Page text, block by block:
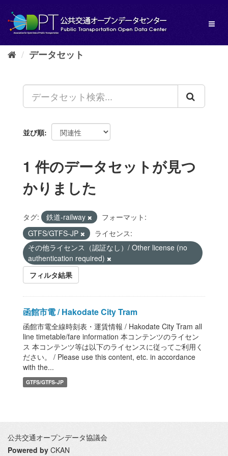
し
データセット
並び順
1 件のデータセットが見つ
かりました
タグ: 鉄道-railway
フォーマット:
GTFS/GTFS-JP
ライセンス:
その他ライセンス（認証なし）/ Other license (no
authentication required)
フィルタ結果
函館市電 / Hakodate City Tram
函館市電全線時刻表・運賃情報 / Hakodate City Tram all
line timetable/fare information 本コンテンツのライセン
ス 本コンテンツ等は以下のライセンスに従ってご利用く
ださい。 / Please use this content, etc. in accordance
with the...
GTFS/GTFS-JP
公共交通オープンデータ協議会
Powered by CKAN